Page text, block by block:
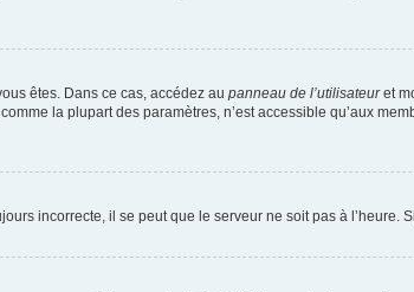
êtes. Dans ce cas, accédez au panneau de l’utilisateuret
la plupart des paramètres, n’est accessible qu’aux
incorrecte, il se peut que le serveur ne soit pas à l’heure.